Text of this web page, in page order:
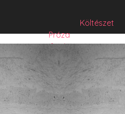
Költészet
Próza
Műfordítás
Mese
Folyó/irat/mentés
Sorozat
Hibrid